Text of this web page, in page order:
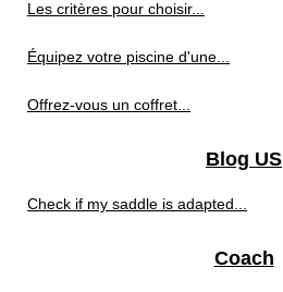
Les critères pour choisir...
Équipez votre piscine d'une...
Offrez-vous un coffret...
Blog US
Check if my saddle is adapted...
Coach